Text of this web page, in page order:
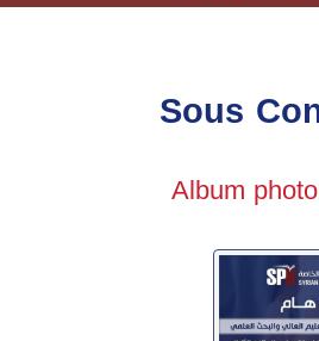
Sous
Album photo